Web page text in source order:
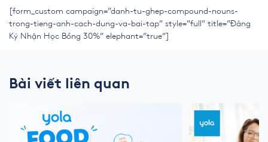
[form_custom campaign=”danh-tu-ghep-compound-nouns-
trong-tieng-anh-cach-dung-va-bai-tap” style=”full” title=”Đăng
Ký Nhận Học Bổng 30%” elephant=”true”]
Bài viết liên quan